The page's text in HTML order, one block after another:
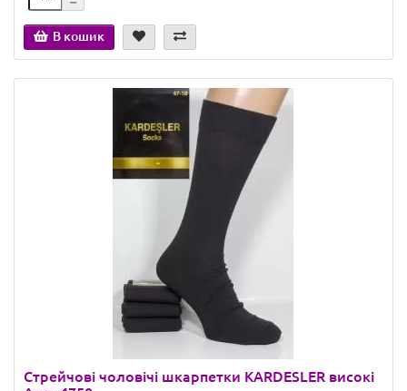
В кошик
Стрейчові чоловічі шкарпетки KARDESLER високі